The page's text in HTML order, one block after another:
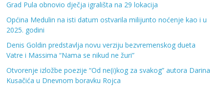
Grad Pula obnovio dječja igrališta na 29 lokacija
Općina Medulin na isti datum ostvarila milijunto noćenje kao i u
2025. godini
Denis Goldin predstavlja novu verziju bezvremenskog dueta
Vatre i Massima “Nama se nikud ne žuri”
Otvorenje izložbe poezije “Od ne(i)kog za svakog” autora Darina
Kusačića u Dnevnom boravku Rojca